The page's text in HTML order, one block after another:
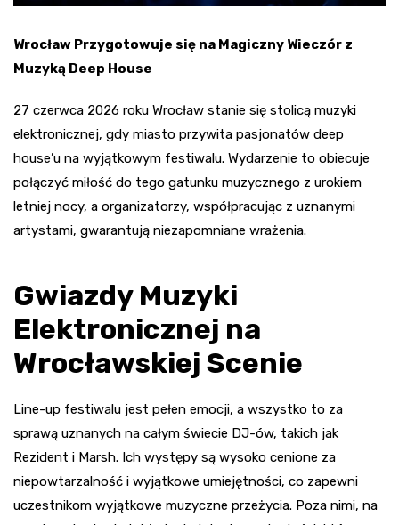
Wrocław Przygotowuje się na Magiczny Wieczór z
Muzyką Deep House
27 czerwca 2026 roku Wrocław stanie się stolicą muzyki
elektronicznej, gdy miasto przywita pasjonatów deep
house’u na wyjątkowym festiwalu. Wydarzenie to obiecuje
połączyć miłość do tego gatunku muzycznego z urokiem
letniej nocy, a organizatorzy, współpracując z uznanymi
artystami, gwarantują niezapomniane wrażenia.
Gwiazdy Muzyki
Elektronicznej na
Wrocławskiej Scenie
Line-up festiwalu jest pełen emocji, a wszystko to za
sprawą uznanych na całym świecie DJ-ów, takich jak
Rezident i Marsh. Ich występy są wysoko cenione za
niepowtarzalność i wyjątkowe umiejętności, co zapewni
uczestnikom wyjątkowe muzyczne przeżycia. Poza nimi, na